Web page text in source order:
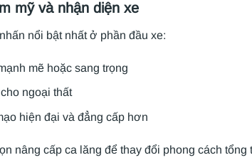
mỹ và nhận diện xe
nổi bật nhất ở phần đầu xe:
mẽ hoặc sang trọng
ngoại thất
hiện đại và đẳng cấp hơn
nâng cấp ca lăng để thay đổi phong cách